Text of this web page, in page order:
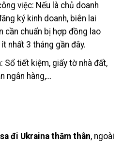
việc: Nếu là chủ doanh
ký kinh doanh, biên lai
cần chuẩn bị hợp đồng lao
nhất 3 tháng gần đây.
Sổ tiết kiệm, giấy tờ nhà đất,
ngân hàng,…
đi Ukraina thăm thân, ngoài